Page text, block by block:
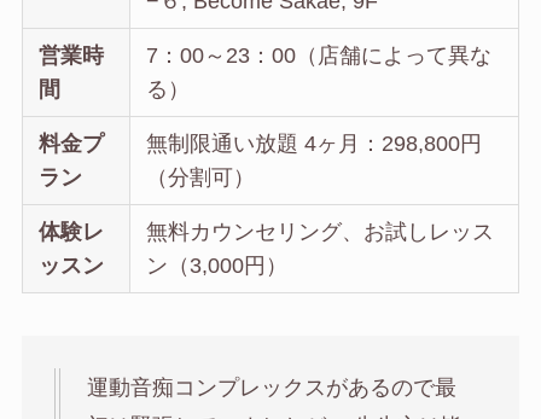
営業時
間
7：00～23：00（店舗によって異な
る）
料金プ
ラン
無制限通い放題 4ヶ月：298,800円
（分割可）
体験レ
ッスン
無料カウンセリング、お試しレッス
ン（3,000円）
運動音痴コンプレックスがあるので最